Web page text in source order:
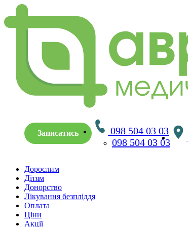
Записатись
098 504 03 03
098 504 03 03
Дорослим
Дітям
Донорство
Лікування безпліддя
Оплата
Ціни
Акції